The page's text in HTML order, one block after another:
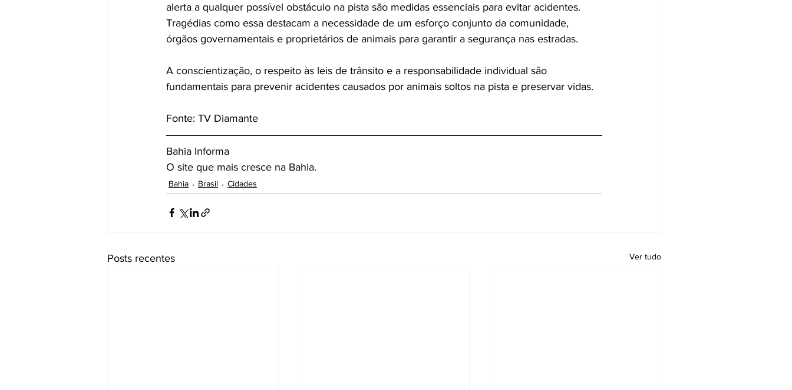
alerta a qualquer possível obstáculo na pista são medidas essenciais para evitar acidentes.
Tragédias como essa destacam a necessidade de um esforço conjunto da comunidade,
órgãos governamentais e proprietários de animais para garantir a segurança nas estradas.
A conscientização, o respeito às leis de trânsito e a responsabilidade individual são
fundamentais para prevenir acidentes causados por animais soltos na pista e preservar vidas.
Fonte: TV Diamante
Bahia Informa
O site que mais cresce na Bahia.
Bahia Brasil Cidades
Posts recentes Ver tudo